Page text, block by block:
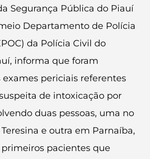
Segurança Pública do Piauí
Departamento de Polícia
da Polícia Civil do
informa que foram
exames periciais referentes
de intoxicação por
duas pessoas, uma no
e outra em Parnaíba,
pacientes que